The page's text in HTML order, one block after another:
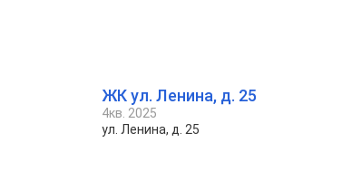
ЖК ул. Ленина, д. 25
4кв. 2025
ул. Ленина, д. 25